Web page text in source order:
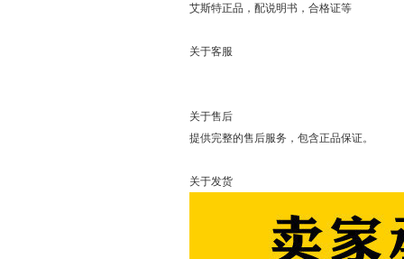
艾斯特正品，配说明书，合格证等
关于客服
关于售后
提供完整的售后服务，包含正品保证。
关于发货